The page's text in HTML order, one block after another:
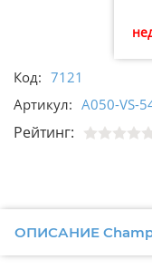
Код: 7121
Артикул: A050-VS-
Рейтинг:
ОПИСАНИЕ